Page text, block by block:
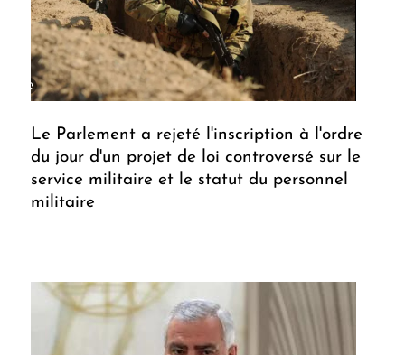
Le Parlement a rejeté l'inscription à l'ordre
du jour d'un projet de loi controversé sur le
service militaire et le statut du personnel
militaire